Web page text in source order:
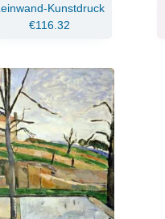
Kunstdruck
€116.32